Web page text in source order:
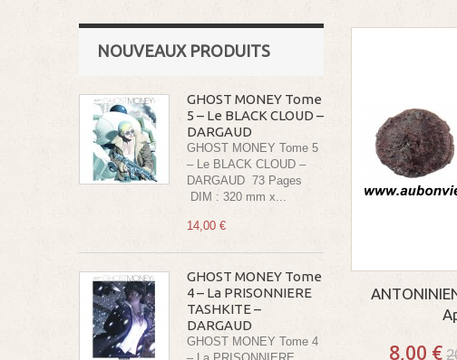
NOUVEAUX PRODUITS
GHOST MONEY Tome
5 – Le BLACK CLOUD –
DARGAUD
GHOST MONEY Tome 5
– Le BLACK CLOUD –
DARGAUD 73 Pages
DIM : 320 mm x...
14,00 €
GHOST MONEY Tome
4 – La PRISONNIERE
TASHKITE –
DARGAUD
GHOST MONEY Tome 4
8,00 €